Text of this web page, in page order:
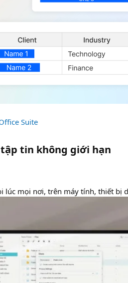
Suite
tập tin không giới hạn​
lúc mọi nơi, trên máy tính, thiết bị